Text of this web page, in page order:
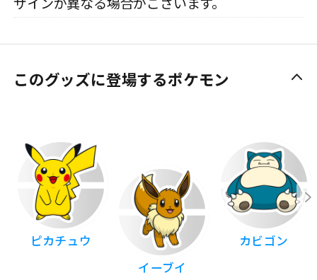
このグッズに登場するポケモン
ピカチュウ
イーブイ
カビゴン